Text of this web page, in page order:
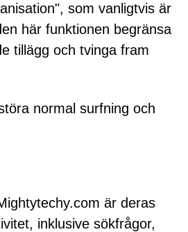
som vanligtvis är
här funktionen begränsa
tillägg och tvinga fram
normal surfning och
är deras
inklusive sökfrågor,